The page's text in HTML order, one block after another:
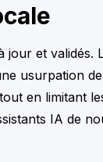
jour et validés.
usurpation
en limitant
IA de